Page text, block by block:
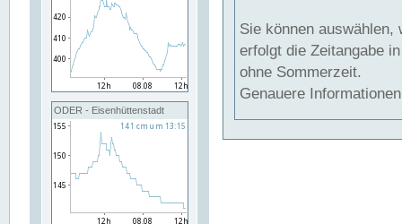
ODER - Eisenhüttenstadt
Sie können auswählen,
erfolgt die Zeitangabe
ohne Sommerzeit.
Genauere